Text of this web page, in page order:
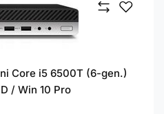
Core i5 6500T (6-gen.)
/ Win 10 Pro